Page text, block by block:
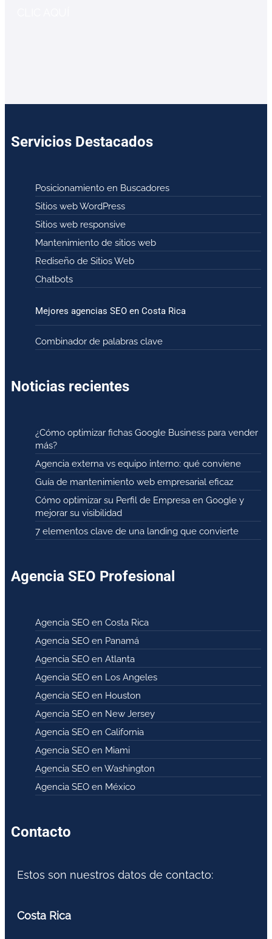
Servicios Destacados
Posicionamiento en Buscadores
Sitios web WordPress
Sitios web responsive
Mantenimiento de sitios web
Rediseño de Sitios Web
Chatbots
Mejores agencias SEO en Costa Rica
Combinador de palabras clave
Noticias recientes
¿Cómo optimizar fichas Google Business para vender
más?
Agencia externa vs equipo interno: qué conviene
Guía de mantenimiento web empresarial eficaz
Cómo optimizar su Perfil de Empresa en Google y
mejorar su visibilidad
7 elementos clave de una landing que convierte
Agencia SEO Profesional
Agencia SEO en Costa Rica
Agencia SEO en Panamá
Agencia SEO en Atlanta
Agencia SEO en Los Angeles
Agencia SEO en Houston
Agencia SEO en New Jersey
Agencia SEO en California
Agencia SEO en Miami
Agencia SEO en Washington
Agencia SEO en México
Contacto
Estos son nuestros datos de contacto:
Costa Rica